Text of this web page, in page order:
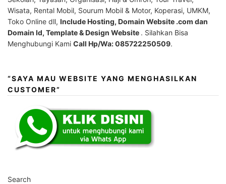
Wisata, Rental Mobil, Sourum Mobil & Motor, Koperasi, UMKM,
Toko Online dll, Include Hosting, Domain Website .com dan
Domain Id, Template & Design Website . Silahkan Bisa
Menghubungi Kami Call Hp/Wa: 085722250509.
“SAYA MAU WEBSITE YANG MENGHASILKAN
CUSTOMER”
Search